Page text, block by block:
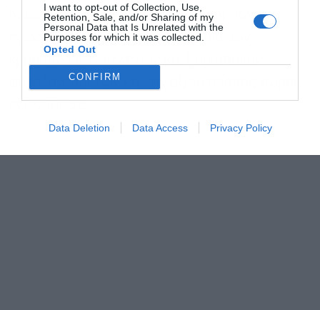
I want to opt-out of Collection, Use,
Retention, Sale, and/or Sharing of my
Personal Data that Is Unrelated with the
Purposes for which it was collected.
Opted Out
CONFIRM
Data Deletion Data Access Privacy Policy
διασφαλίζοντας την ορθή διαχείριση των
ενωσιακών πόρων, την προστασία των
φορολογουμένων και την αξιοπιστία της χώρας
εντός της ΕΕ.